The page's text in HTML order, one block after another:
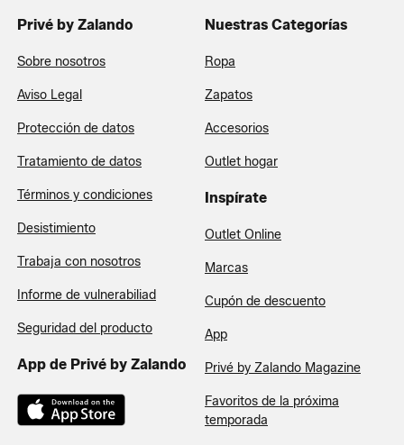
Privé by Zalando
Sobre nosotros
Aviso Legal
Protección de datos
Tratamiento de datos
Términos y condiciones
Desistimiento
Trabaja con nosotros
Informe de vulnerabiliad
Seguridad del producto
App de Privé by Zalando
Nuestras Categorías
Ropa
Zapatos
Accesorios
Outlet hogar
Inspírate
Outlet Online
Marcas
Cupón de descuento
App
Privé by Zalando Magazine
Favoritos de la próxima
temporada